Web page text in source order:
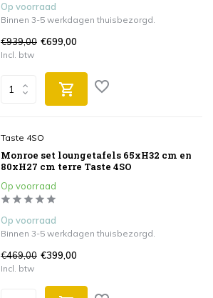
Op voorraad
Binnen 3-5 werkdagen thuisbezorgd.
€939,00 €699,00
Incl. btw
Taste 4SO
Monroe set loungetafels 65xH32 cm en
80xH27 cm terre Taste 4SO
Op voorraad
Op voorraad
Binnen 3-5 werkdagen thuisbezorgd.
€469,00 €399,00
Incl. btw